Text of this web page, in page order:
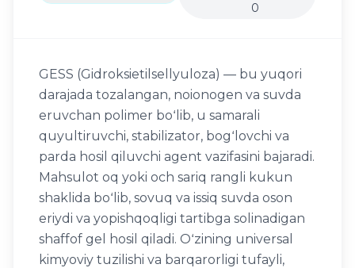
0
GESS (Gidroksietilsellyuloza) — bu yuqori
darajada tozalangan, noionogen va suvda
eruvchan polimer boʻlib, u samarali
quyultiruvchi, stabilizator, bogʻlovchi va
parda hosil qiluvchi agent vazifasini bajaradi.
Mahsulot oq yoki och sariq rangli kukun
shaklida boʻlib, sovuq va issiq suvda oson
eriydi va yopishqoqligi tartibga solinadigan
shaffof gel hosil qiladi. Oʻzining universal
kimyoviy tuzilishi va barqarorligi tufayli,